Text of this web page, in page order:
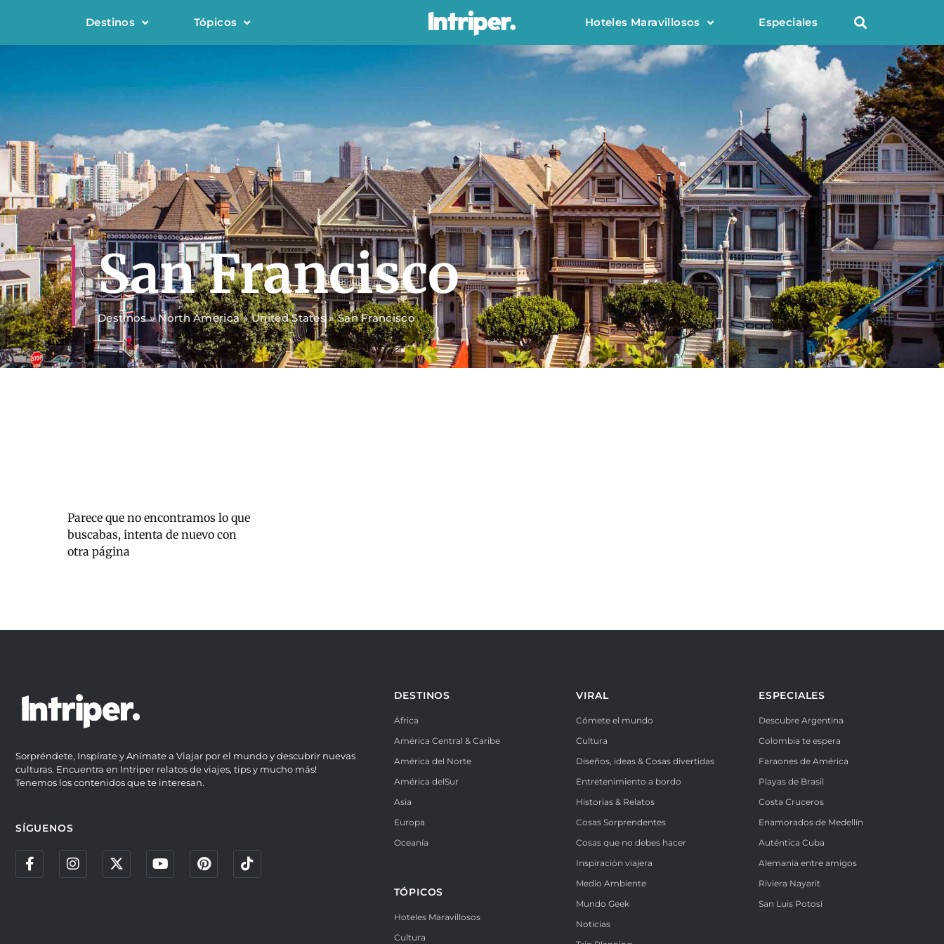
Destinos Tópicos Hoteles Maravillosos Especiales
San Francisco
Destinos»North America»United States»San Francisco
Parece que no encontramos lo que
buscabas, intenta de nuevo con
otra página
Sorpréndete, Inspírate y Anímate a Viajar por el mundo y descubrir nuevas
culturas. Encuentra en Intriper relatos de viajes, tips y mucho más!
Tenemos los contenidos que te interesan.
SÍGUENOS
DESTINOS
África
América Central & Caribe
América del Norte
América delSur
Asia
Europa
Oceanía
TÓPICOS
Hoteles Maravillosos
Cultura
VIRAL
Cómete el mundo
Cultura
Diseños, ideas & Cosas divertidas
Entretenimiento a bordo
Historias & Relatos
Cosas Sorprendentes
Cosas que no debes hacer
Inspiración viajera
Medio Ambiente
Mundo Geek
Noticias
ESPECIALES
Descubre Argentina
Colombia te espera
Faraones de América
Playas de Brasil
Costa Cruceros
Enamorados de Medellín
Auténtica Cuba
Alemania entre amigos
Riviera Nayarit
San Luis Potosí